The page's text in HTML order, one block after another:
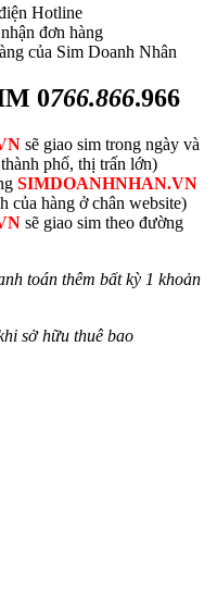
Hotline
đơn hàng
của Sim Doanh Nhân
0766.866.966
sẽ giao sim trong ngày và
phố, thị trấn lớn)
SIMDOANHNHAN.VN
của hàng ở chân website)
sẽ giao sim theo đường
toán thêm bất kỳ 1 khoản
sở hữu thuê bao